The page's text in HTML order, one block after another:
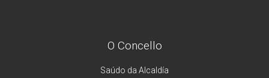
O Concello
Saúdo da Alcaldía